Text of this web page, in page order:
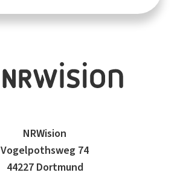
NRWision
Vogelpothsweg 74
44227 Dortmund